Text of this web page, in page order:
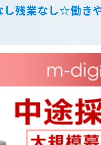
残業なし☆働き